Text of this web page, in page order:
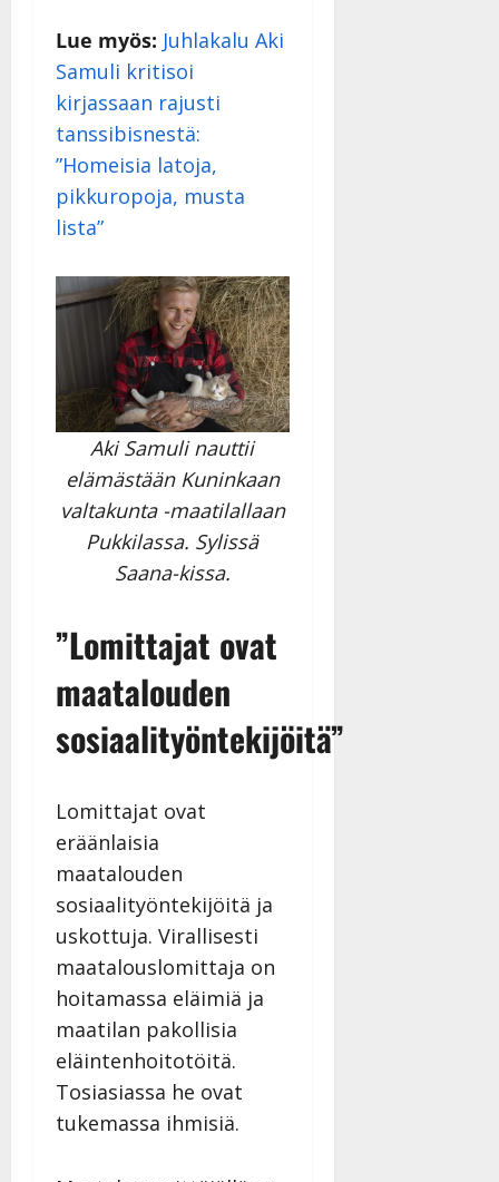
Lue myös: Juhlakalu Aki
Samuli kritisoi
kirjassaan rajusti
tanssibisnestä:
”Homeisia latoja,
pikkuropoja, musta
lista”
Aki Samuli nauttii
elämästään Kuninkaan
valtakunta -maatilallaan
Pukkilassa. Sylissä
Saana-kissa.
”Lomittajat ovat
maatalouden
sosiaalityöntekijöitä”
Lomittajat ovat
eräänlaisia
maatalouden
sosiaalityöntekijöitä ja
uskottuja. Virallisesti
maatalouslomittaja on
hoitamassa eläimiä ja
maatilan pakollisia
eläintenhoitotöitä.
Tosiasiassa he ovat
tukemassa ihmisiä.